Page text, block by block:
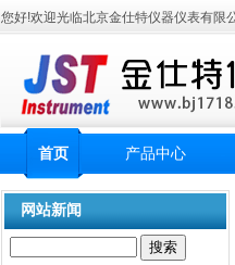
您好!欢迎光临北京金仕特仪器仪表有限
首页 产品中心
网站新闻